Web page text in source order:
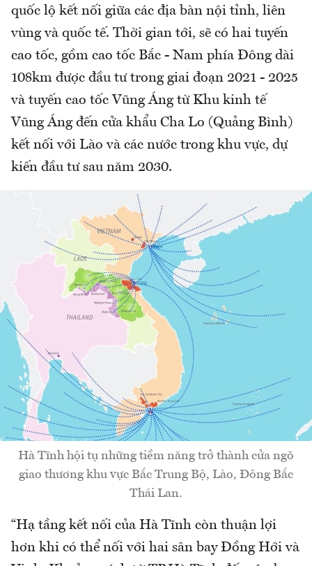
quốc lộ kết nối giữa các địa bàn nội tỉnh, liên
vùng và quốc tế. Thời gian tới, sẽ có hai tuyến
cao tốc, gồm cao tốc Bắc - Nam phía Đông dài
108km được đầu tư trong giai đoạn 2021 - 2025
và tuyến cao tốc Vũng Áng từ Khu kinh tế
Vũng Áng đến cửa khẩu Cha Lo (Quảng Bình)
kết nối với Lào và các nước trong khu vực, dự
kiến đầu tư sau năm 2030.
Hà Tĩnh hội tụ những tiềm năng trở thành cửa ngõ
giao thương khu vực Bắc Trung Bộ, Lào, Đông Bắc
Thái Lan.
“Hạ tầng kết nối của Hà Tĩnh còn thuận lợi
hơn khi có thể nối với hai sân bay Đồng Hới và